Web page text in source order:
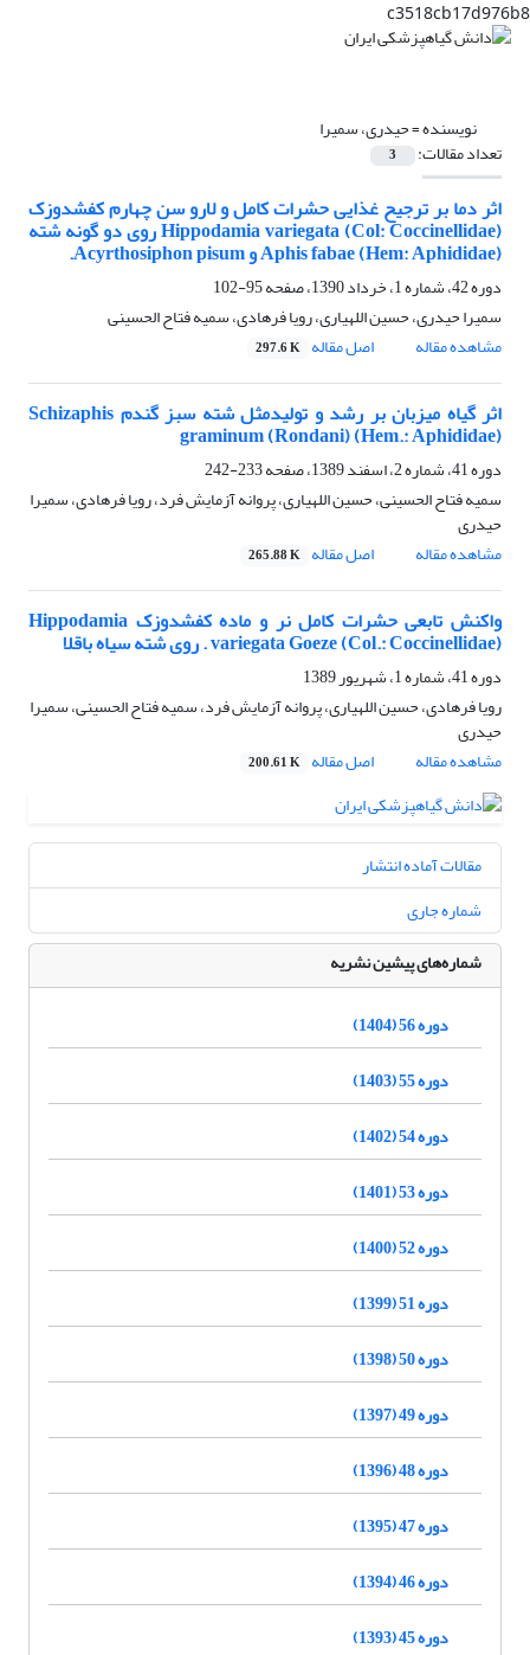
c3518cb17d976b8
نویسنده =حیدری، سمیرا
تعداد مقالات: 3
اثر دما بر ترجیح غذایی حشرات کامل و لارو سن چهارم کفشدوزک
Hippodamia variegata (Col: Coccinellidae) روی دو گونه شته
Aphis fabae (Hem: Aphididae) و Acyrthosiphon pisum.
دوره 42، شماره 1، خرداد 1390، صفحه
95-102
سمیرا حیدری، حسین اللهیاری، رویا فرهادی، سمیه فتاح الحسینی
مشاهده مقاله
اصل مقاله 297.6 K
اثر گیاه میزبان بر رشد و تولیدمثل شته سبز گندم Schizaphis
graminum (Rondani) (Hem.: Aphididae)
دوره 41، شماره 2، اسفند 1389، صفحه
233-242
سمیه فتاح الحسینی، حسین اللهیاری، پروانه آزمایش فرد، رویا فرهادی، سمیرا
حیدری
مشاهده مقاله
اصل مقاله 265.88 K
واکنش تابعی حشرات کامل نر و ماده کفشدوزک Hippodamia
variegata Goeze (Col.: Coccinellidae) . روی شته سیاه باقلا
دوره 41، شماره 1، شهریور 1389
رویا فرهادی، حسین اللهیاری، پروانه آزمایش فرد، سمیه فتاح الحسینی، سمیرا
حیدری
مشاهده مقاله
اصل مقاله 200.61 K
مقالات آماده انتشار
شماره جاری
شماره‌های پیشین نشریه
دوره 56 (1404)
دوره 55 (1403)
دوره 54 (1402)
دوره 53 (1401)
دوره 52 (1400)
دوره 51 (1399)
دوره 50 (1398)
دوره 49 (1397)
دوره 48 (1396)
دوره 47 (1395)
دوره 46 (1394)
دوره 45 (1393)